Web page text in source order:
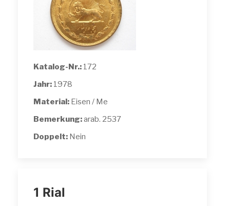
Katalog-Nr.: 172
Jahr: 1978
Material: Eisen / Me
Bemerkung:arab. 2537
Doppelt: Nein
1 Rial